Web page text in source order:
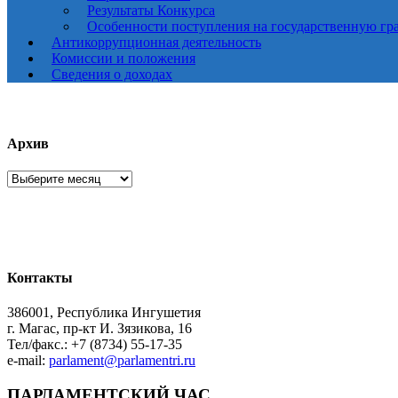
Результаты Конкурса
Особенности поступления на государственную
Антикоррупционная деятельность
Комиссии и положения
Сведения о доходах
Архив
Архив
Контакты
386001, Республика Ингушетия
г. Магас, пр-кт И. Зязикова, 16
Тел/факс.: +7 (8734) 55-17-35
e-mail: parlament@parlamentri.ru